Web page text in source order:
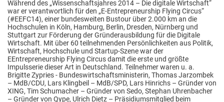
Während des „Wissenschaftsjahres 2014 – Die digitale Wirtschaft“
war er verantwortlich für den „E-Entrepreneurship Flying Circus“
(#EEFC14), einer bundesweiten Bustour über 2.000 km an die
Hochschulen in Köln, Hamburg, Berlin, Dresden, Nürnberg und
Stuttgart zur Förderung der Gründerausbildung für die Digitale
Wirtschaft. Mit über 60 teilnehmenden Persönlichkeiten aus Politik,
Wirtschaft, Hochschule und Startup-Szene war der
EEntrepreneurship Flying Circus damit die erste und größte
Impulsserie dieser Art in Deutschland. Teilnehmer waren u. a.
Brigitte Zypries - Bundeswirtschaftsministerin, Thomas Jarzombek
– MdB/CDU, Lars Klingbeil – MdB/SPD, Lars Hinrichs – Gründer von
XING, Tim Schumacher – Gründer von Sedo, Stephan Uhrenbacher
– Gründer von Qype, Ulrich Dietz – Präsidiumsmitglied beim